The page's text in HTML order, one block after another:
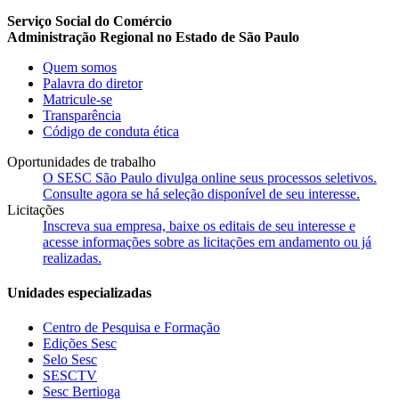
Serviço Social do Comércio
Administração Regional no Estado de São Paulo
Quem somos
Palavra do diretor
Matricule-se
Transparência
Código de conduta ética
Oportunidades de trabalho
O SESC São Paulo divulga online seus processos seletivos.
Consulte agora se há seleção disponível de seu interesse.
Licitações
Inscreva sua empresa, baixe os editais de seu interesse e
acesse informações sobre as licitações em andamento ou já
realizadas.
Unidades especializadas
Centro de Pesquisa e Formação
Edições Sesc
Selo Sesc
SESCTV
Sesc Bertioga